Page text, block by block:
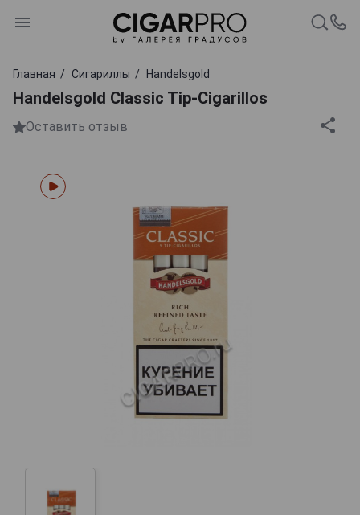
Главная Сигариллы Handelsgold
Handelsgold Classic Tip-Cigarillos
Оставить отзыв